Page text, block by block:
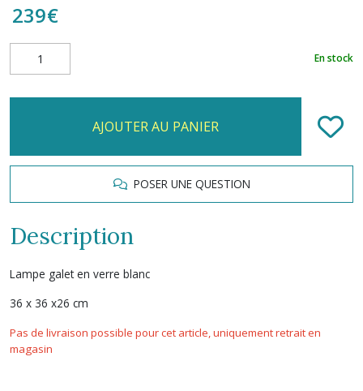
239€
En stock
AJOUTER AU PANIER
POSER UNE QUESTION
Description
Lampe galet en verre blanc
36 x 36 x26 cm
Pas de livraison possible pour cet article, uniquement retrait en
magasin